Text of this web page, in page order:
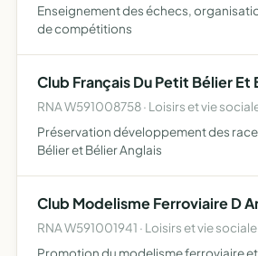
Enseignement des échecs,
de compétitions
Club Français Du Petit Bélier Et
RNA W591008758 · Loisirs et vie
Préservation développement des
Bélier et Bélier Anglais
Club Modelisme Ferroviaire D
RNA W591001941 · Loisirs et vie sociale
Promotion du modelisme ferroviaire